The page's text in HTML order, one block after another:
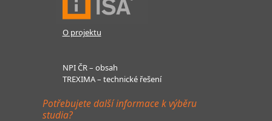
O projektu
NPI ČR – obsah
TREXIMA – technické řešení
Potřebujete další informace k výběru
studia?